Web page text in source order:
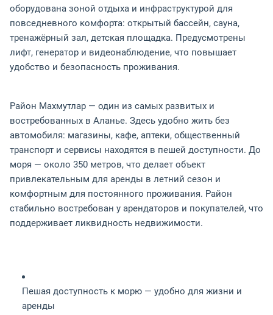
оборудована зоной отдыха и инфраструктурой для
повседневного комфорта: открытый бассейн, сауна,
тренажёрный зал, детская площадка. Предусмотрены
лифт, генератор и видеонаблюдение, что повышает
удобство и безопасность проживания.
Район Махмутлар — один из самых развитых и
востребованных в Аланье. Здесь удобно жить без
автомобиля: магазины, кафе, аптеки, общественный
транспорт и сервисы находятся в пешей доступности. До
моря — около 350 метров, что делает объект
привлекательным для аренды в летний сезон и
комфортным для постоянного проживания. Район
стабильно востребован у арендаторов и покупателей, что
поддерживает ликвидность недвижимости.
Пешая доступность к морю — удобно для жизни и
аренды